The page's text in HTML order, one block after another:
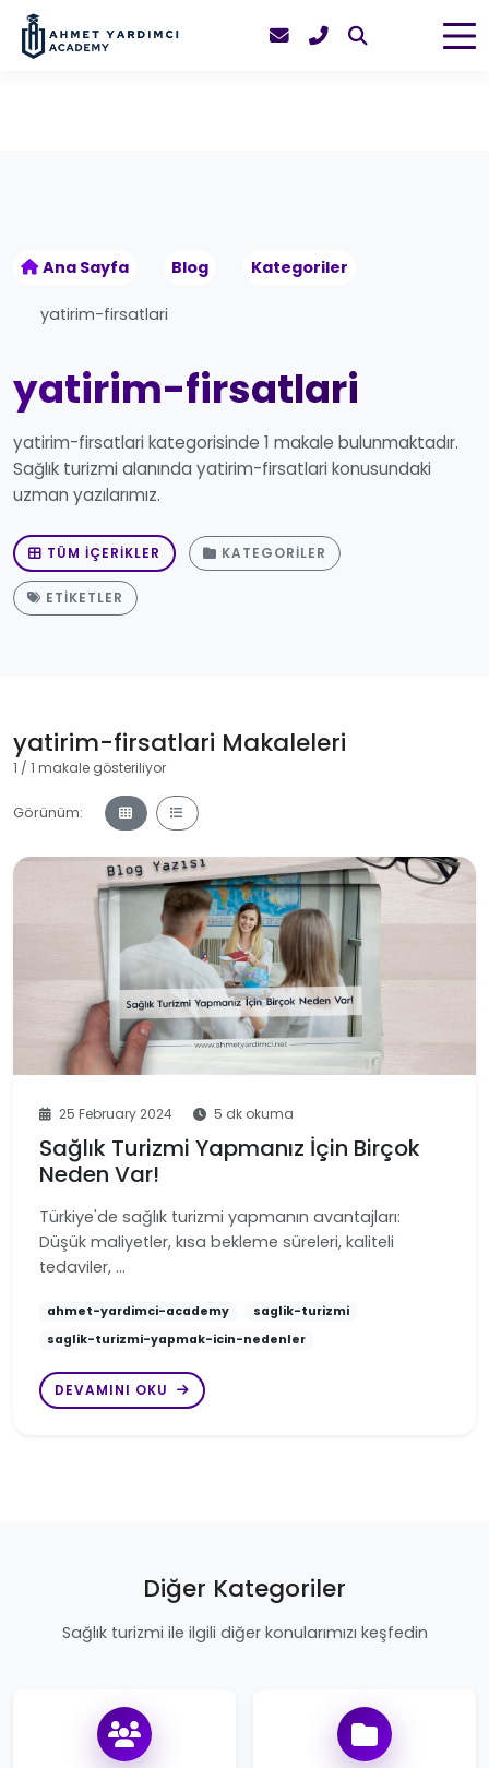
Ana Sayfa Blog Kategoriler
yatirim-firsatlari
yatirim-firsatlari
yatirim-firsatlari kategorisinde 1 makale bulunmaktadır.
Sağlık turizmi alanında yatirim-firsatlari konusundaki
uzman yazılarımız.
TÜM İÇERIKLER KATEGORILER
ETIKETLER
yatirim-firsatlari Makaleleri
1 / 1 makale gösteriliyor
Görünüm:
25 February 2024 5 dk okuma
Sağlık Turizmi Yapmanız İçin Birçok
Neden Var!
Türkiye'de sağlık turizmi yapmanın avantajları:
Düşük maliyetler, kısa bekleme süreleri, kaliteli
tedaviler, …
ahmet-yardimci-academy
saglik-turizmi
saglik-turizmi-yapmak-icin-nedenler
DEVAMINI OKU
Diğer Kategoriler
Sağlık turizmi ile ilgili diğer konularımızı keşfedin